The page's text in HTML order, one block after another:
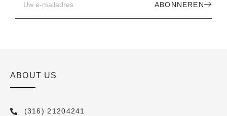
ABONNEREN
ABOUT US
(316) 21204241